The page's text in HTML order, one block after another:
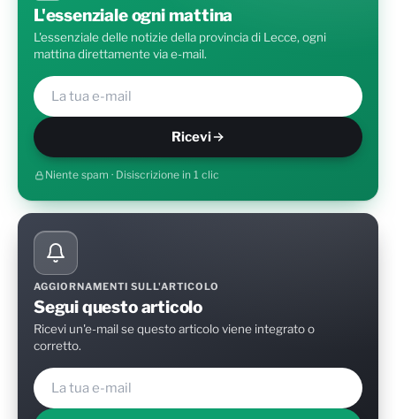
L'essenziale ogni mattina
L'essenziale delle notizie della provincia di Lecce, ogni
mattina direttamente via e-mail.
Ricevi
Niente spam · Disiscrizione in 1 clic
AGGIORNAMENTI SULL'ARTICOLO
Segui questo articolo
Ricevi un'e-mail se questo articolo viene integrato o
corretto.